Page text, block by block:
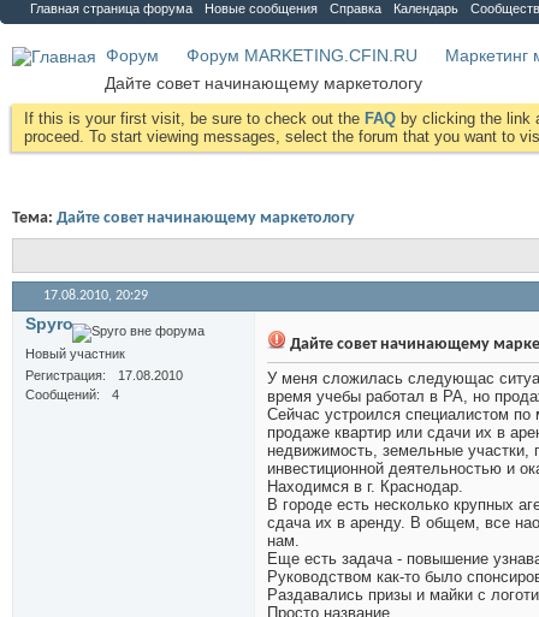
Главная страница форума Новые сообщения Справка Календарь
Форум Форум MARKETING.CFIN.RU
Маркетинг
Дайте совет начинающему маркетологу
If this is your first visit, be sure to check out the FAQ by clicking the link
proceed. To start viewing messages, select the forum that you want to
Тема: Дайте совет начинающему маркетологу
17.08.2010, 20:29
Spyro
Новый участник
Регистрация
17.08.2010
Сообщений
4
Дайте совет начинающему
У меня сложилась следующас
время учебы работал в РА, но
Сейчас устроился специалистом по
продаже квартир или сдачи их в
недвижимость, земельные участки,
инвестиционной деятельностью и
Находимся в г. Краснодар.
В городе есть несколько крупных
сдача их в аренду. В общем, все
нам.
Еще есть задача - повышение
Руководством как-то было
Раздавались призы и майки с
Просто название